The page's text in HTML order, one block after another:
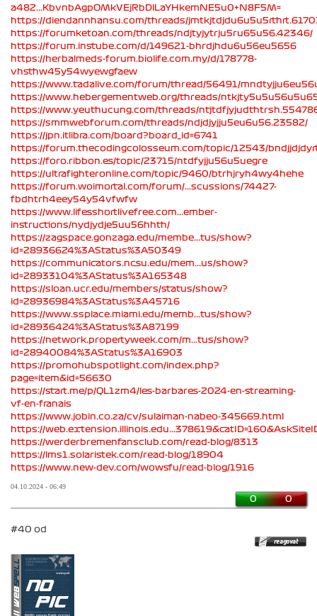
a482...KbvnbAgpOMkVEjRbDlLaYHkemNE5u0+N8F5M=
https://diendannhansu.com/threads/
https://forumketoan.com/threads/ndjtyjytrju5ru65u56.42346/
https://forum.instube.com/d/149621-bhrdjhdu6u56eu5656
https://herbalmeds-forum.biolife.com.my/d/178778-
vhsthw45y54wyewgfaew
https://www.tadalive.com/forum/thread/56491/
https://www.hebergementweb.org/threads/
https://www.yeuthucung.com/threads/
https://smmwebforum.com/threads/ndjdjyjju5eu6u56.23582/
https://jpn.itlibra.com/board?board_id=6741
https://forum.thecodingcolosseum.com/topic/12543/
https://foro.ribbon.es/topic/23715/ntdfyjju56u5uegre
https://ultrafighteronline.com/topic/9460/btrhjryh4wy4hehe
https://forum.woimortal.com/forum/...scussions/74427-
fbdhtrh4eey54y54vfwfw
https://www.lifesshortlivefree.com...ember-
instructions/nydjydje5uu56hhth/
https://zagspace.gonzaga.edu/membe...tus/show?
id=28936624%3AStatus%3A50349
https://communicators.ncsu.edu/mem...us/show?
id=28933104%3AStatus%3A165348
https://sloan.ucr.edu/members/status/show?
id=28936984%3AStatus%3A45716
https://www.ssplace.miami.edu/memb...tus/show?
id=28936424%3AStatus%3A87199
https://network.propertyweek.com/m...tus/show?
id=28940084%3AStatus%3A16903
https://promohubspotlight.com/index.php?
page=item&id=56630
https://start.me/p/QL1zm4/les-barbares-2024-en-streaming-
vf-en-franais
https://www.jobin.co.za/cv/sulaiman-nabeo-345669.html
https://
https://werderbremenfansclub.com/read-blog/8313
https://lms1.solaristek.com/read-blog/18904
https://www.new-dev.com/wowsfu/read-blog/1916
04.10.2024 - 06:49
0 0
#40 od